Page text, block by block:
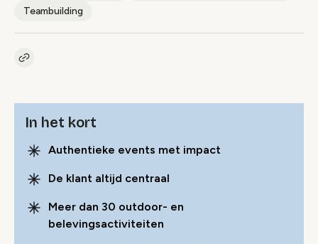
Teambuilding
Kopieer link naar pagina
In het kort
Authentieke events met impact
De klant altijd centraal
Meer dan 30 outdoor- en
belevingsactiviteiten